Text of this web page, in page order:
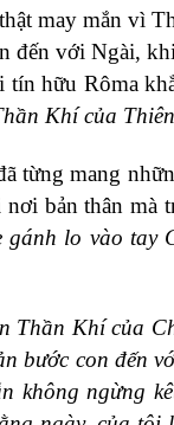
may mắn vì
đến với Ngài,
tín hữu Rôma
Khí của
từng mang
bản thân
gánh lo vào tay
Thần Khí của
bước con đến
không ngừng